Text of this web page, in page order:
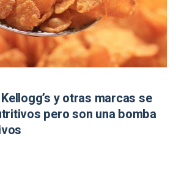
y otras marcas se
pero son una bomba